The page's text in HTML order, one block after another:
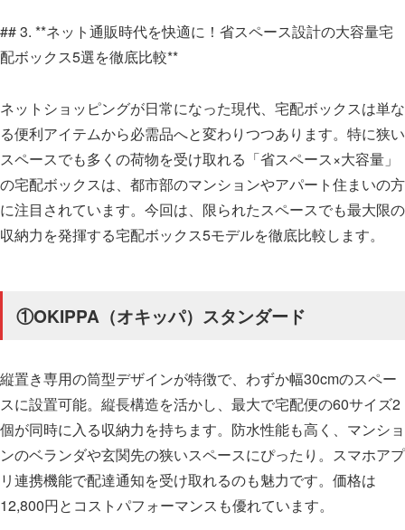
## 3. **ネット通販時代を快適に！省スペース設計の大容量宅
配ボックス5選を徹底比較**
ネットショッピングが日常になった現代、宅配ボックスは単な
る便利アイテムから必需品へと変わりつつあります。特に狭い
スペースでも多くの荷物を受け取れる「省スペース×大容量」
の宅配ボックスは、都市部のマンションやアパート住まいの方
に注目されています。今回は、限られたスペースでも最大限の
収納力を発揮する宅配ボックス5モデルを徹底比較します。
①OKIPPA（オキッパ）スタンダード
縦置き専用の筒型デザインが特徴で、わずか幅30cmのスペー
スに設置可能。縦長構造を活かし、最大で宅配便の60サイズ2
個が同時に入る収納力を持ちます。防水性能も高く、マンショ
ンのベランダや玄関先の狭いスペースにぴったり。スマホアプ
リ連携機能で配達通知を受け取れるのも魅力です。価格は
12,800円とコストパフォーマンスも優れています。